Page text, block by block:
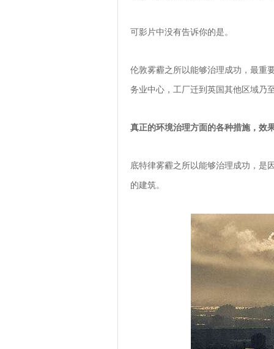
可影片中没有告诉你的是。
伦敦雾霾之所以能够治理成功，最重
务业中心，工厂迁到英国其他区域乃
真正的环境治理方面的各种措施，效
底特律雾霾之所以能够治理成功，是
的建筑。